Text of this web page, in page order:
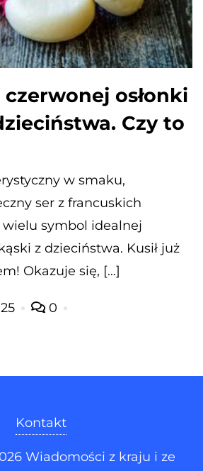
osłonki
Czy to
w smaku,
ser z francuskich
symbol idealnej
z dzieciństwa. Kusił już
Okazuje się, […]
0
Kontakt
Wiadomości z kraju i ze